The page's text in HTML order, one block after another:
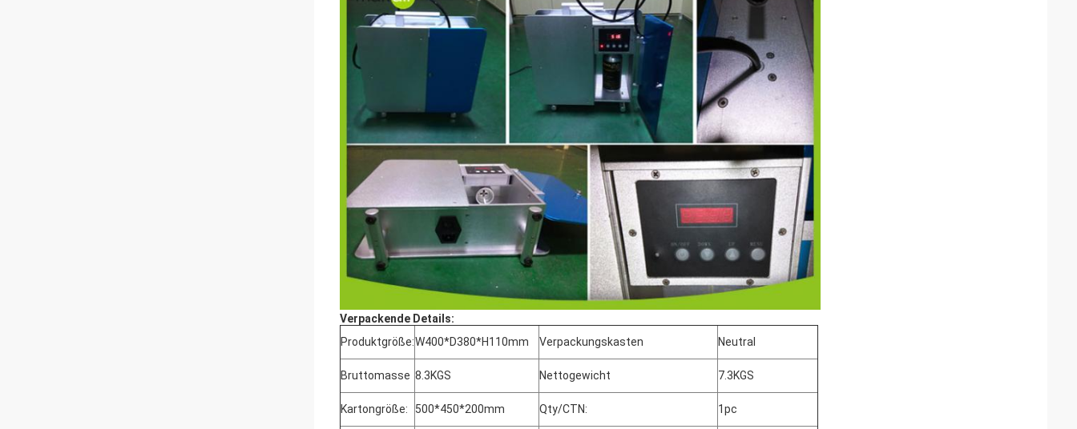
Verpackende Details:
Produktgröße:W400*D380*H110mm Verpackungskasten Neutral
Bruttomasse 8.3KGS Nettogewicht 7.3KGS
Kartongröße: 500*450*200mm Qty/CTN: 1pc